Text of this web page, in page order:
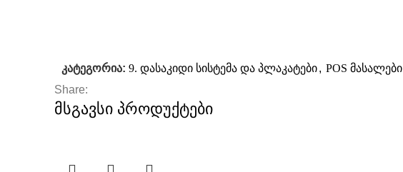
კატეგორია: 9. დასაკიდი სისტემა და პლაკატები, POS მასალები
Share:
მსგავსი პროდუქტები